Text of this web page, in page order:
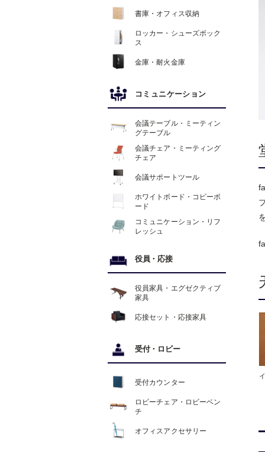
書庫・オフィス収納
ロッカー・シューズボック
ス
金庫・耐火金庫
コミュニケーション
会議テーブル・ミーティン
グテーブル
会議チェア・ミーティング
チェア
会議サポートツール
ホワイトボード・コピーボ
ード
コミュニケーション・リフ
レッシュ
役員 ・応接
役員家具・エグゼクティブ
家具
応接セット・応接家具
受付・ ロビー
受付カウンター
ロビーチェア・ロビーベン
チ
オフィスアクセサリー